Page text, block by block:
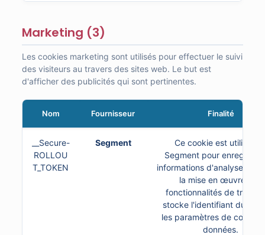
Marketing (3)
Les cookies marketing sont utilisés pour effectuer le suivi
des visiteurs au travers des sites web. Le but est
d'afficher des publicités qui sont pertinentes.
Nom Fournisseur Finalité
__Secure-
ROLLOU
T_TOKEN
Segment
Ce cookie est utilisé
Segment pour
informations d'analyse
la mise en œuvre des
fonctionnalités de
stocke l'identifiant du
les paramètres de
données.